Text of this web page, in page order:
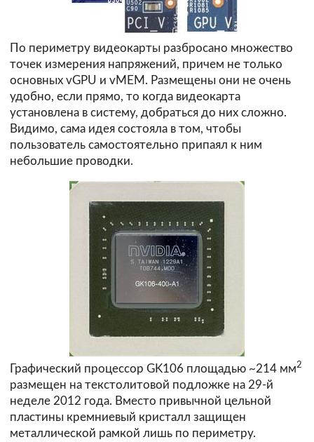
По периметру видеокарты разбросано множество
точек измерения напряжений, причем не только
основных vGPU и vMEM. Размещены они не очень
удобно, если прямо, то когда видеокарта
установлена в систему, добраться до них сложно.
Видимо, сама идея состояла в том, чтобы
пользователь самостоятельно припаял к ним
небольшие проводки.
Графический процессор GK106 площадью ~214 мм2
размещен на текстолитовой подложке на 29-й
неделе 2012 года. Вместо привычной цельной
пластины кремниевый кристалл защищен
металлической рамкой лишь по периметру.